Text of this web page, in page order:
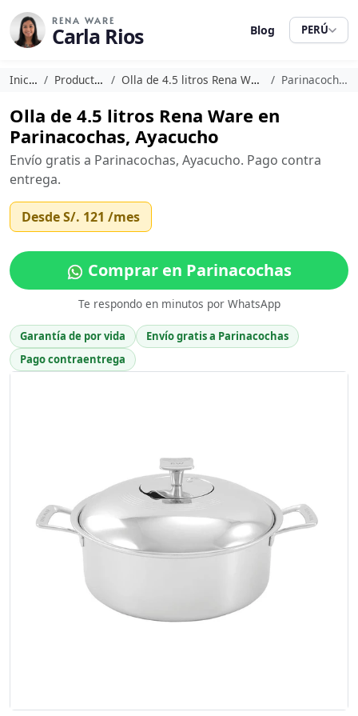
RENA WARE
Carla Rios Blog PERÚ
Inicio Productos Olla de 4.5 litros Rena Ware Parinacochas
Olla de 4.5 litros Rena Ware en
Parinacochas, Ayacucho
Envío gratis a Parinacochas, Ayacucho. Pago contra
entrega.
DesdeS/. 121 /mes
Comprar en Parinacochas
Te respondo en minutos por WhatsApp
Garantía de por vida
Envío gratis a Parinacochas
Pago contraentrega